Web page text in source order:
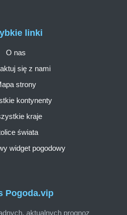
Pogoda.vip
aktualnych prognoz
linki
O nas
się z nami
strony
kontynenty
kraje
świata
widget pogodowy